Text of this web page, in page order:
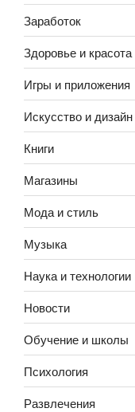
Заработок
Здоровье и красота
Игры и приложения
Искусство и дизайн
Книги
Магазины
Мода и стиль
Музыка
Наука и технологии
Новости
Обучение и школы
Психология
Развлечения